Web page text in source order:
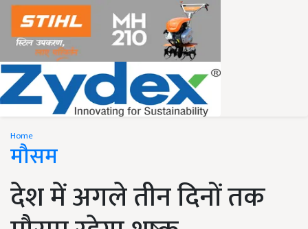
Home
मौसम
देश में अगले तीन दिनों तक